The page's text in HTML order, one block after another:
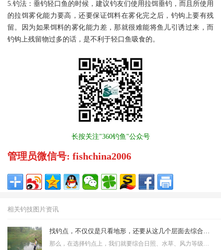
5.钓法：垂钓轻口鱼的时候，建议钓友们使用拉饵垂钓，而且所使用
的拉饵雾化能力要高，还要保证饵料在雾化完之后，钓钩上要有残
留。因为如果饵料的雾化能力差，那就很难能将鱼儿引诱过来，而
钓钩上残留物过多的话，是不利于轻口鱼吸食的。
长按关注"360钓鱼"公众号
管理员微信号: fishchina2006
相关钓技图片资讯
那么，在选择钓点上，我们就要综合日照、水草、风力等级、地形特点，根据这几个综合因素，可以大致判断出来，哪里的水温，会相对较高一些，需要注意的是，就算是相邻十几米的河段，也会因为南北岸不同，导致水温有细致…